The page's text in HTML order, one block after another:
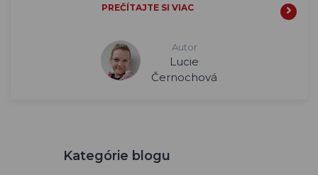
PREČÍTAJTE SI VIAC
Autor
Lucie
Černochová
Kategórie blogu